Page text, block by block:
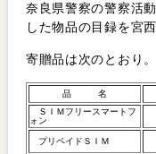
奈良県警察の警察活
した物品の目録を宮
寄贈品は次のとおり。
品 名
ＳＩＭフリースマートフ
ォン
プリペイドＳＩＭ